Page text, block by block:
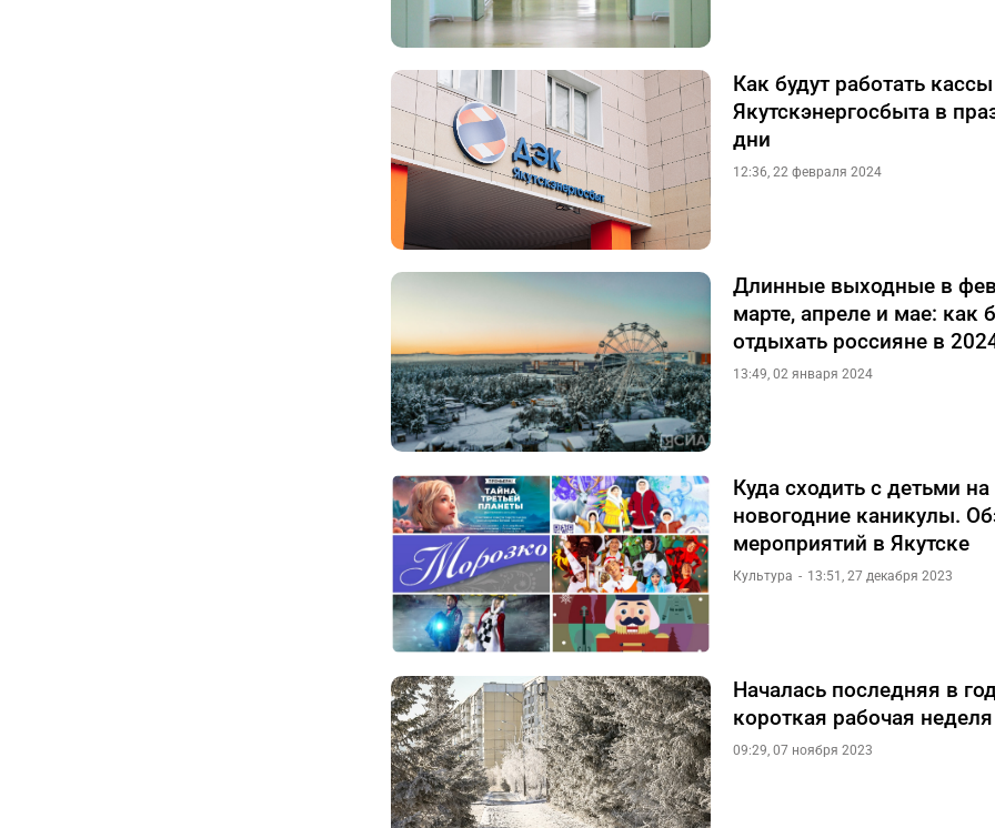
Как будут работать кассы
Якутскэнергосбыта в
дни
12:36, 22 февраля 2024
Длинные выходные в
марте, апреле и мае: как
отдыхать россияне в
13:49, 02 января 2024
Куда сходить с детьми на
новогодние каникулы.
мероприятий в Якутске
Культура 13:51, 27 декабря 2023
Началась последняя в
короткая рабочая неделя
09:29, 07 ноября 2023